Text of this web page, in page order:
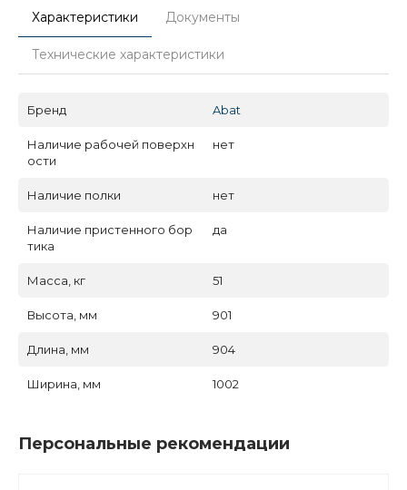
Характеристики Документы
Технические характеристики
Бренд Abat
Наличие рабочей поверхн
ости
нет
Наличие полки нет
Наличие пристенного бор
тика
да
Масса, кг 51
Высота, мм 901
Длина, мм 904
Ширина, мм 1002
Персональные рекомендации